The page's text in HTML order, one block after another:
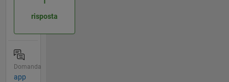
risposta
Domanda
app